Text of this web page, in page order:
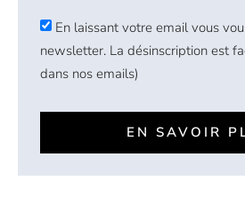
En laissant votre email vous
newsletter. La désinscription est
dans nos emails)
EN SAVOIR